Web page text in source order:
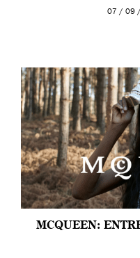
outfit, cada07 / 09
MCQUEEN: